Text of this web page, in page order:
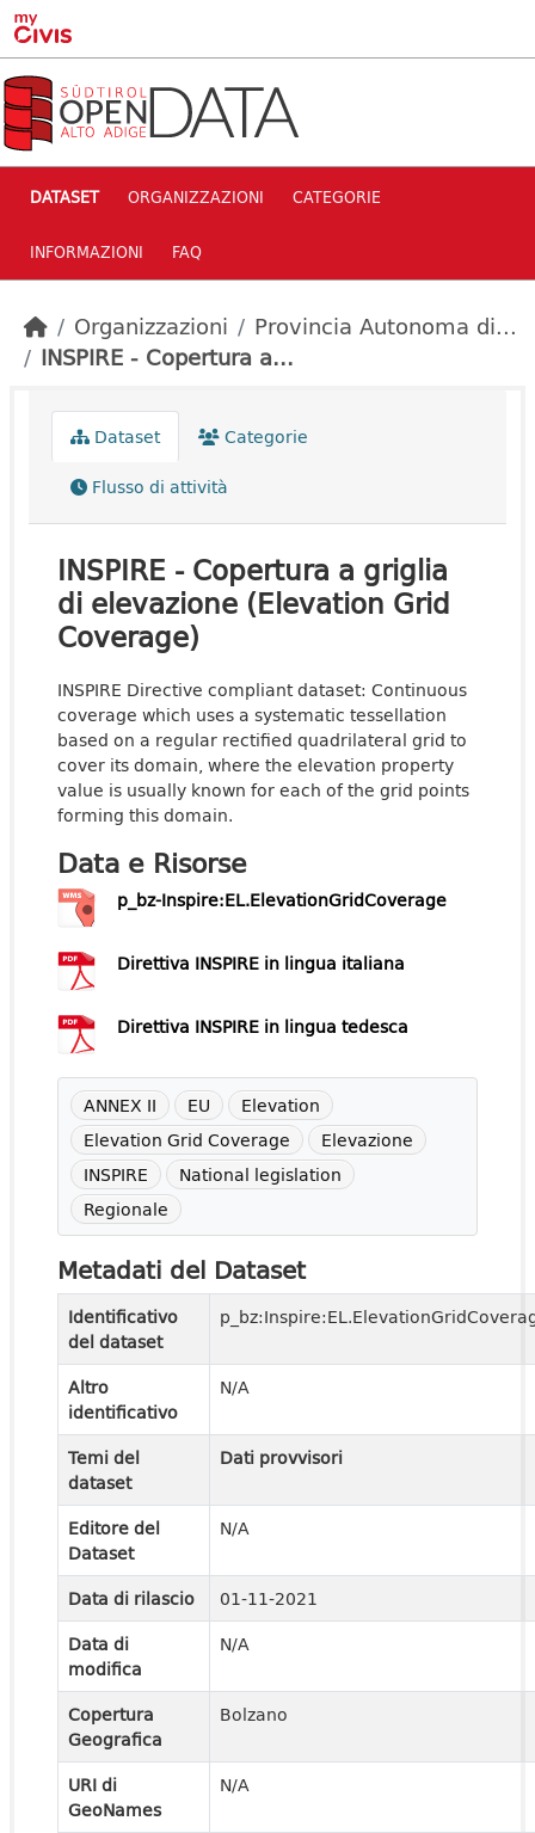
Skip to main content
DATASET ORGANIZZAZIONI CATEGORIE
INFORMAZIONI FAQ
Organizzazioni
Provincia Autonoma di...
INSPIRE - Copertura a...
Dataset
Categorie
Flusso di attività
INSPIRE - Copertura a griglia
di elevazione (Elevation Grid
Coverage)
INSPIRE Directive compliant dataset: Continuous
coverage which uses a systematic tessellation
based on a regular rectified quadrilateral grid to
cover its domain, where the elevation property
value is usually known for each of the grid points
forming this domain.
Data e Risorse
p_bz-Inspire:EL.ElevationGridCoverage
Direttiva INSPIRE in lingua italiana
Direttiva INSPIRE in lingua tedesca
ANNEX II EU
Elevation
Elevation Grid Coverage
Elevazione
INSPIRE
National legislation
Regionale
Metadati del Dataset
Identificativo
del dataset
Altro
identificativo
N/A
Temi del
dataset
Dati provvisori
Editore del
Dataset
N/A
Data di rilascio
01-11-2021
Data di
modifica
N/A
Copertura
Geografica
Bolzano
URI di
GeoNames
N/A